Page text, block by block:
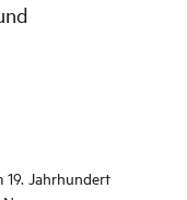
19. Jahrhundert